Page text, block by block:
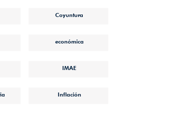
Coyuntura
económica
IMAE
Inflación